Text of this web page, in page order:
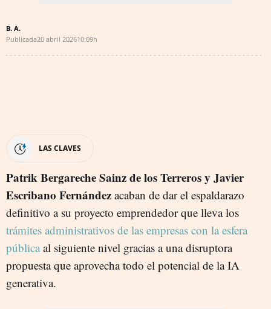
B. A.
Publicada20 abril 202610:09h
LAS CLAVES
Patrik Bergareche Sainz de los Terreros y Javier
Escribano Fernández acaban de dar el espaldarazo
definitivo a su proyecto emprendedor que lleva los
trámites administrativos de las empresas con la esfera
pública al siguiente nivel gracias a una disruptora
propuesta que aprovecha todo el potencial de la IA
generativa.